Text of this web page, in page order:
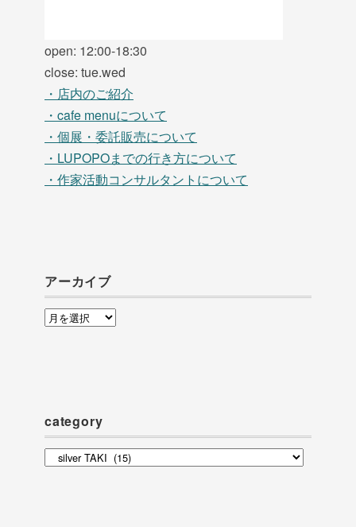
open: 12:00-18:30
close: tue.wed
・店内のご紹介
・cafe menuについて
・個展・委託販売について
・LUPOPOまでの行き方について
・作家活動コンサルタントについて
アーカイブ
ア
category
category